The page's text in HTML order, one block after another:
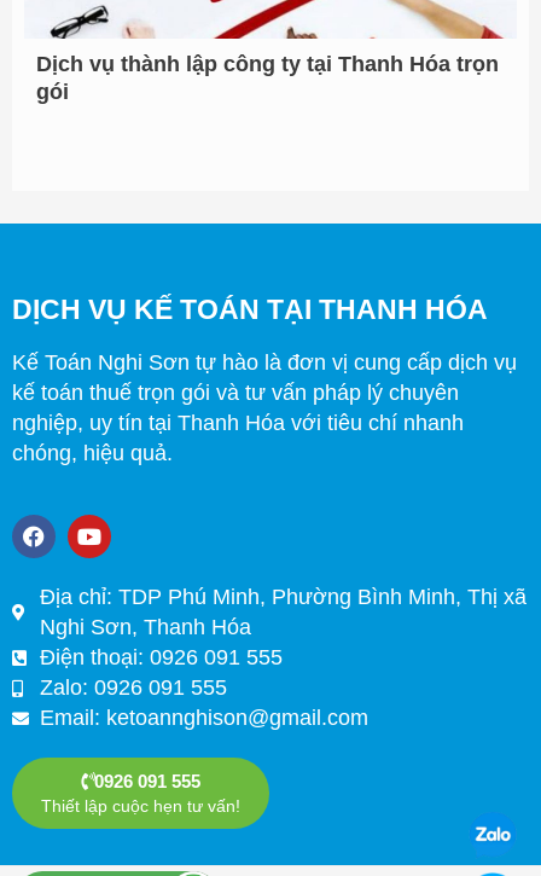
Dịch vụ thành lập công ty tại Thanh Hóa trọn
gói
DỊCH VỤ KẾ TOÁN TẠI THANH HÓA
Kế Toán Nghi Sơn tự hào là đơn vị cung cấp dịch vụ
kế toán thuế trọn gói và tư vấn pháp lý chuyên
nghiệp, uy tín tại Thanh Hóa với tiêu chí nhanh
chóng, hiệu quả.
F
a
e
b
o
o
k
Y
o
t
u
b
e
Địa chỉ: TDP Phú Minh, Phường Bình Minh, Thị xã
Nghi Sơn, Thanh Hóa
Điện thoại: 0926 091 555
Zalo: 0926 091 555
Email: ketoannghison@gmail.com
0926 091 555
Thiết lập cuộc hẹn tư vấn!